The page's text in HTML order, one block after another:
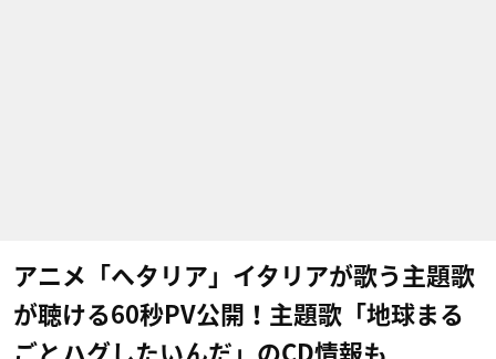
アニメ「ヘタリア」イタリアが歌う主題歌
が聴ける60秒PV公開！主題歌「地球まる
ごとハグしたいんだ」のCD情報も